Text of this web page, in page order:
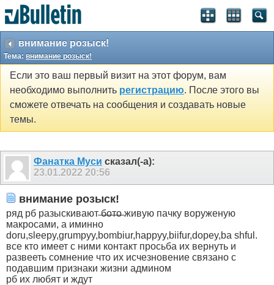
внимание розыск!
Тема: внимание розыск!
Если это ваш первый визит на этот форум, вам
необходимо выполнить регистрацию. После этого вы
сможете отвечать на сообщения и создавать новые
темы.
Фанатка Муси сказал(-а):
23.01.2022 20:56
внимание розыск!
ряд рб разыскивают ̶б̶о̶т̶о̶ живую пачку воруженую
макросами, а иминно
doru,sleepy,grumpyy,bombiur,happyy,biifur,dopey,ba shful.
все кто имеет с ними контакт просьба их вернуть и
развееть сомнение что их исчезновение связано с
подавшим признаки жизни админом
рб их любят и ждут